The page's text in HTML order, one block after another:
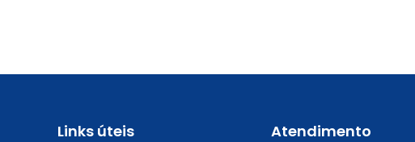
Links úteis Atendimento